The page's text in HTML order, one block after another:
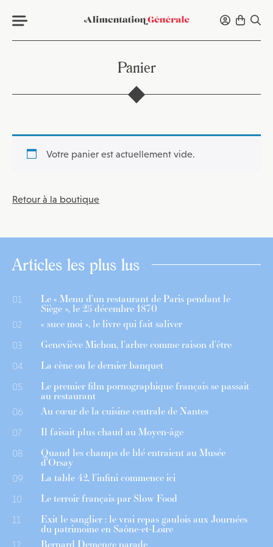
Panier
Votre panier est actuellement vide.
Retour à la boutique
Articles les plus lus
01 Le « Menu d’un restaurant de Paris pendant le
Siège », le 25 décembre 1870
02 « suce moi », le livre qui fait saliver
03 Geneviève Michon, l’arbre comme raison d’être
04 La cène ou le dernier banquet
05 Le premier film pornographique français se passait
au restaurant
06 Au cœur de la cuisine centrale de Nantes
07 Il faisait plus chaud au Moyen-âge
08 Quand les champs de blé entraient au Musée
d’Orsay
09 La table 42, l’infini commence ici
10 Le terroir français par Slow Food
11 Exit le sanglier : le vrai repas gaulois aux Journées
du patrimoine en Saône-et-Loire
12